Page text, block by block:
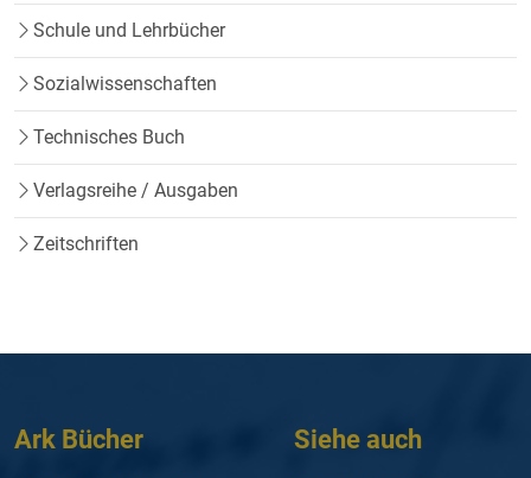
Schule und Lehrbücher
Sozialwissenschaften
Technisches Buch
Verlagsreihe / Ausgaben
Zeitschriften
Ark Bücher Siehe auch